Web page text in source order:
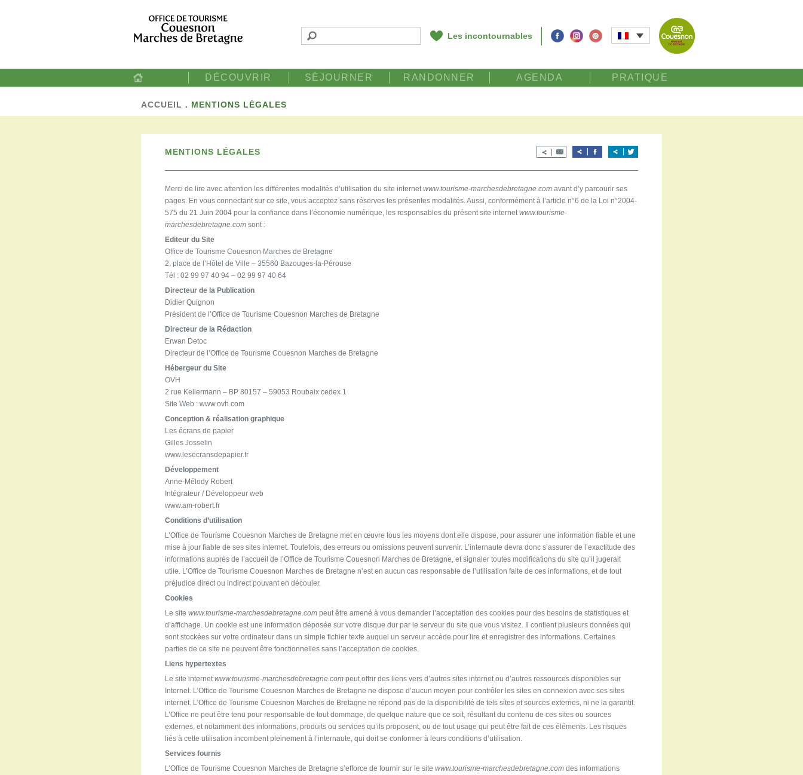
Les incontournables
DÉCOUVRIR SÉJOURNER RANDONNER AGENDA PRATIQUE
ACCUEIL . MENTIONS LÉGALES
MENTIONS LÉGALES
Merci de lire avec attention les différentes modalités d’utilisation du site internetwww.tourisme-marchesdebretagne.com avant d’y parcourir ses
pages. En vous connectant sur ce site, vous acceptez sans réserves les présentes modalités. Aussi, conformément à l’article n°6 de la Loi n°2004-
575 du 21 Juin 2004 pour la confiance dans l’économie numérique, les responsables du présent site internetwww.tourisme-
marchesdebretagne.com sont :
Editeur du Site
Office de Tourisme Couesnon Marches de Bretagne
2, place de l’Hôtel de Ville – 35560 Bazouges-la-Pérouse
Tél : 02 99 97 40 94 – 02 99 97 40 64
Directeur de la Publication
Didier Quignon
Président de l’Office de Tourisme Couesnon Marches de Bretagne
Directeur de la Rédaction
Erwan Detoc
Directeur de l’Office de Tourisme Couesnon Marches de Bretagne
Hébergeur du Site
OVH
2 rue Kellermann – BP 80157 – 59053 Roubaix cedex 1
Site Web : www.ovh.com
Conception & réalisation graphique
Les écrans de papier
Gilles Josselin
www.lesecransdepapier.fr
Développement
Anne-Mélody Robert
Intégrateur / Développeur web
www.am-robert.fr
Conditions d’utilisation
L’Office de Tourisme Couesnon Marches de Bretagne met en œuvre tous les moyens dont elle dispose, pour assurer une information fiable et une
mise à jour fiable de ses sites internet. Toutefois, des erreurs ou omissions peuvent survenir. L’internaute devra donc s’assurer de l’exactitude des
informations auprès de l’accueil de l’Office de Tourisme Couesnon Marches de Bretagne, et signaler toutes modifications du site qu’il jugerait
utile. L’Office de Tourisme Couesnon Marches de Bretagne n’est en aucun cas responsable de l’utilisation faite de ces informations, et de tout
préjudice direct ou indirect pouvant en découler.
Cookies
Le sitewww.tourisme-marchesdebretagne.com peut être amené à vous demander l’acceptation des cookies pour des besoins de statistiques et
d’affichage. Un cookie est une information déposée sur votre disque dur par le serveur du site que vous visitez. Il contient plusieurs données qui
sont stockées sur votre ordinateur dans un simple fichier texte auquel un serveur accède pour lire et enregistrer des informations. Certaines
parties de ce site ne peuvent être fonctionnelles sans l’acceptation de cookies.
Liens hypertextes
Le site internetwww.tourisme-marchesdebretagne.com peut offrir des liens vers d’autres sites internet ou d’autres ressources disponibles sur
Internet. L’Office de Tourisme Couesnon Marches de Bretagne ne dispose d’aucun moyen pour contrôler les sites en connexion avec ses sites
internet. L’Office de Tourisme Couesnon Marches de Bretagne ne répond pas de la disponibilité de tels sites et sources externes, ni ne la garantit.
L’Office ne peut être tenu pour responsable de tout dommage, de quelque nature que ce soit, résultant du contenu de ces sites ou sources
externes, et notamment des informations, produits ou services qu’ils proposent, ou de tout usage qui peut être fait de ces éléments. Les risques
liés à cette utilisation incombent pleinement à l’internaute, qui doit se conformer à leurs conditions d’utilisation.
Services fournis
L’Office de Tourisme Couesnon Marches de Bretagne s’efforce de fournir sur le sitewww.tourisme-marchesdebretagne.com des informations